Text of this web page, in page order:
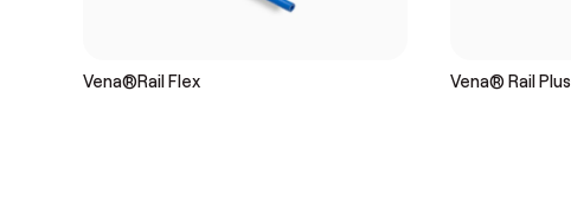
Vena®Rail Flex Vena® Rail Plus